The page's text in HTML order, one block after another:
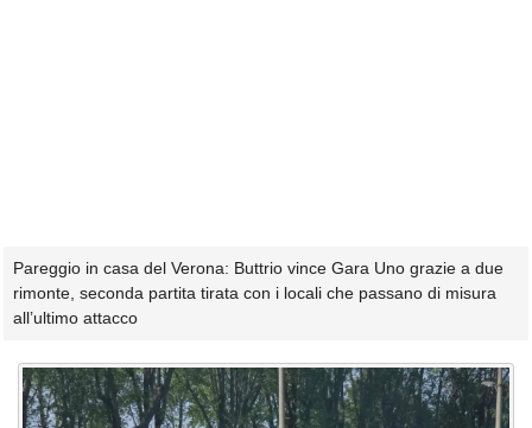
Pareggio in casa del Verona: Buttrio vince Gara Uno grazie a due
rimonte, seconda partita tirata con i locali che passano di misura
all’ultimo attacco